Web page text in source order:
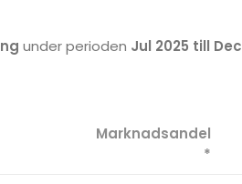
under perioden Jul 2025 till Dec
Marknadsandel
*